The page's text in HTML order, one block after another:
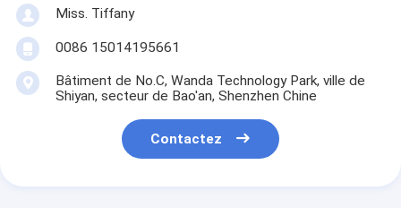
Miss. Tiffany
0086 15014195661
Bâtiment de No.C, Wanda Technology Park, ville de
Shiyan, secteur de Bao'an, Shenzhen Chine
Contactez